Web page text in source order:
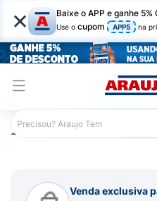
× Baixe o APP e ganhe 5%
Use o cupom APP5 na
Araujo Medicamentos
Venda exclusiva